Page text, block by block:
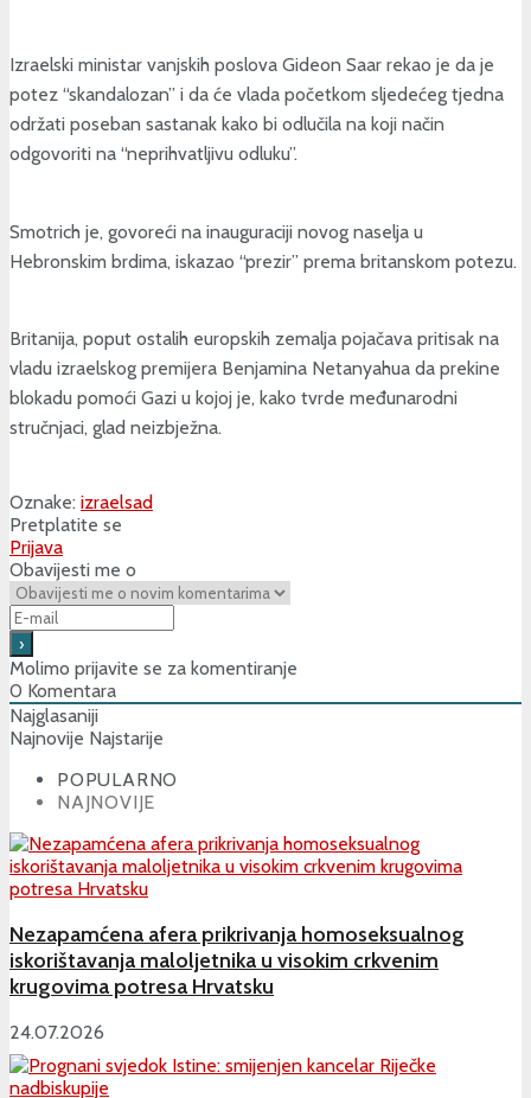
Izraelski ministar vanjskih poslova Gideon Saar rekao je da je
potez “skandalozan” i da će vlada početkom sljedećeg tjedna
održati poseban sastanak kako bi odlučila na koji način
odgovoriti na “neprihvatljivu odluku”.
Smotrich je, govoreći na inauguraciji novog naselja u
Hebronskim brdima, iskazao “prezir” prema britanskom potezu.
Britanija, poput ostalih europskih zemalja pojačava pritisak na
vladu izraelskog premijera Benjamina Netanyahua da prekine
blokadu pomoći Gazi u kojoj je, kako tvrde međunarodni
stručnjaci, glad neizbježna.
Oznake: izraelsad
Pretplatite se
Prijava
Obavijesti me o
Molimo prijavite se za komentiranje
0 Komentara
Najglasaniji
Najnovije Najstarije
POPULARNO
NAJNOVIJE
Nezapamćena afera prikrivanja homoseksualnog
iskorištavanja maloljetnika u visokim crkvenim
krugovima potresa Hrvatsku
24.07.2026